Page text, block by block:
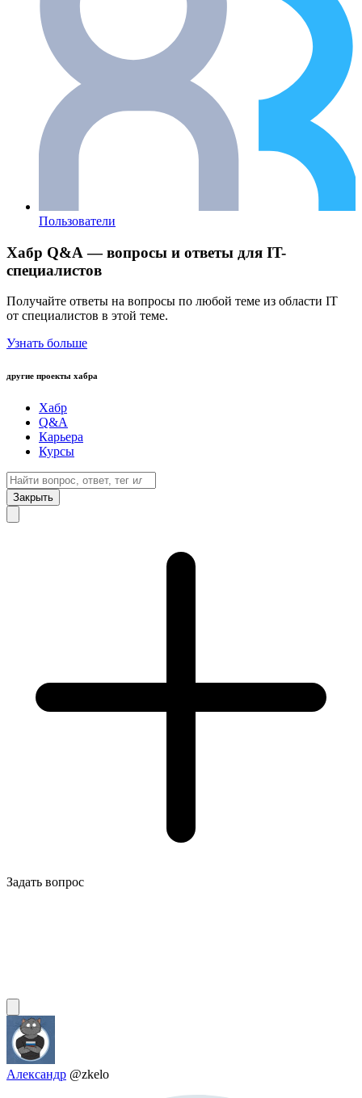
Пользователи
Хабр Q&A — вопросы и ответы для IT-
специалистов
Получайте ответы на вопросы по любой теме из области IT
от специалистов в этой теме.
Узнать больше
другие проекты хабра
Хабр
Q&A
Карьера
Курсы
Закрыть
Задать вопрос
Александр @zkelo